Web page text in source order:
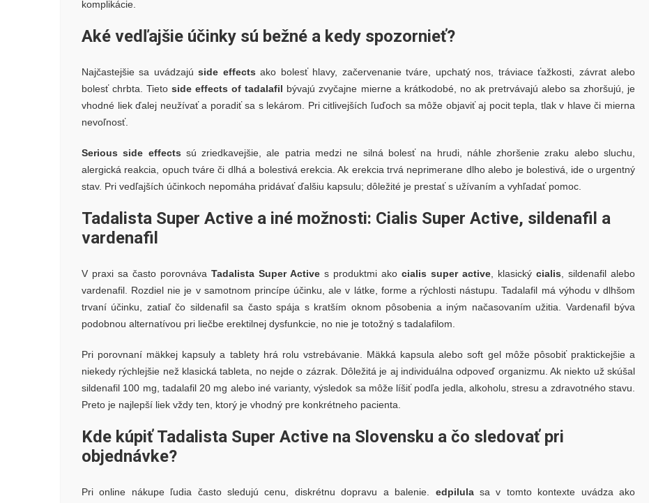
komplikácie.
Aké vedľajšie účinky sú bežné a kedy spozornieť?
Najčastejšie sa uvádzajúside effects ako bolesť hlavy, začervenanie tváre, upchatý nos, tráviace ťažkosti, závrat alebo
bolesť chrbta. Tietoside effects of tadalafil bývajú zvyčajne mierne a krátkodobé, no ak pretrvávajú alebo sa zhoršujú, je
vhodné liek ďalej neužívať a poradiť sa s lekárom. Pri citlivejších ľuďoch sa môže objaviť aj pocit tepla, tlak v hlave či mierna
nevoľnosť.
Serious side effects sú zriedkavejšie, ale patria medzi ne silná bolesť na hrudi, náhle zhoršenie zraku alebo sluchu,
alergická reakcia, opuch tváre či dlhá a bolestivá erekcia. Ak erekcia trvá neprimerane dlho alebo je bolestivá, ide o urgentný
stav. Pri vedľajších účinkoch nepomáha pridávať ďalšiu kapsulu; dôležité je prestať s užívaním a vyhľadať pomoc.
Tadalista Super Active a iné možnosti: Cialis Super Active, sildenafil a
vardenafil
V praxi sa často porovnáva Tadalista Super Active s produktmi ako cialis super active , klasický cialis , sildenafil alebo
vardenafil. Rozdiel nie je v samotnom princípe účinku, ale v látke, forme a rýchlosti nástupu. Tadalafil má výhodu v dlhšom
trvaní účinku, zatiaľ čo sildenafil sa často spája s kratším oknom pôsobenia a iným načasovaním užitia. Vardenafil býva
podobnou alternatívou pri liečbe erektilnej dysfunkcie, no nie je totožný s tadalafilom.
Pri porovnaní mäkkej kapsuly a tablety hrá rolu vstrebávanie. Mäkká kapsula alebo soft gel môže pôsobiť praktickejšie a
niekedy rýchlejšie než klasická tableta, no nejde o zázrak. Dôležitá je aj individuálna odpoveď organizmu. Ak niekto už skúšal
sildenafil 100 mg, tadalafil 20 mg alebo iné varianty, výsledok sa môže líšiť podľa jedla, alkoholu, stresu a zdravotného stavu.
Preto je najlepší liek vždy ten, ktorý je vhodný pre konkrétneho pacienta.
Kde kúpiť Tadalista Super Active na Slovensku a čo sledovať pri
objednávke?
Pri online nákupe ľudia často sledujú cenu, diskrétnu dopravu a balenie. edpilulasa v tomto kontexte uvádza ako